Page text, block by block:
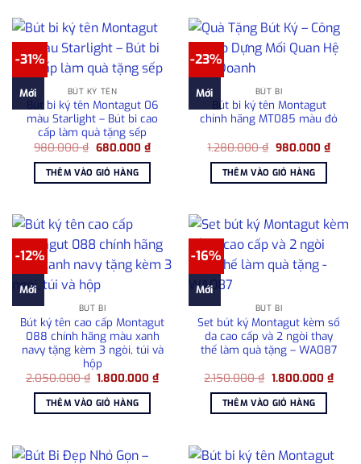
-31%
Mới BÚT KÝ TÊN
Bút bi ký tên Montagut 06
màu Starlight – Bút bi cao
cấp làm quà tặng sếp
980.000₫ Giá
là:
980.000 ₫.
680.000 ₫Giá
hiện
680.000 ₫.
THÊM VÀO GIỎ HÀNG
-23%
Mới BÚT BI
Bút bi ký tên Montagut
chính hãng MT085 màu đỏ
1.280.000₫ Giá
là:
1.280.000 ₫.
980.000 ₫Giá
hiện
THÊM VÀO GIỎ HÀNG
-12%
Mới
BÚT BI
Bút ký tên cao cấp Montagut
088 chính hãng màu xanh
navy tặng kèm 3 ngòi, túi và
hộp
2.050.000₫ Giá
là:
2.050.000 ₫.
1.800.000₫Giá
hiện
1.800.000 ₫.
THÊM VÀO GIỎ HÀNG
-16%
Mới
BÚT BI
Set bút ký Montagut kèm sổ
da cao cấp và 2 ngòi thay
thế làm quà tặng – WA087
2.150.000₫ Giá
là:
2.150.000 ₫.
1.800.000 ₫Giá
hiện
THÊM VÀO GIỎ HÀNG